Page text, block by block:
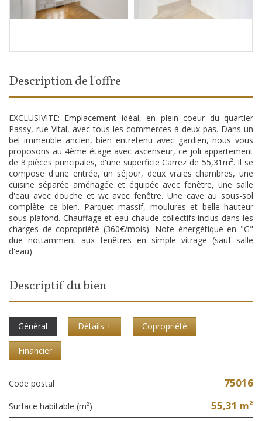
description de l'offre
EXCLUSIVITE: Emplacement idéal, en plein coeur du quartier
Passy, rue Vital, avec tous les commerces à deux pas. Dans un
bel immeuble ancien, bien entretenu avec gardien, nous vous
proposons au 4ème étage avec ascenseur, ce joli appartement
de 3 pièces principales, d'une superficie Carrez de 55,31m². Il se
compose d'une entrée, un séjour, deux vraies chambres, une
cuisine séparée aménagée et équipée avec fenêtre, une salle
d'eau avec douche et wc avec fenêtre. Une cave au sous-sol
complète ce bien. Parquet massif, moulures et belle hauteur
sous plafond. Chauffage et eau chaude collectifs inclus dans les
charges de copropriété (360€/mois). Note énergétique en "G"
due nottamment aux fenêtres en simple vitrage (sauf salle
d'eau).
descriptif du bien
Général Détails + Copropriété
Financier
Code postal 75016
Surface habitable (m²) 55,31 m²